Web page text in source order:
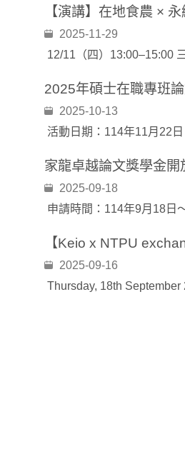
2025-11-29
2025年碩士在職專班
2025-10-13
2025-09-18
2025-09-16